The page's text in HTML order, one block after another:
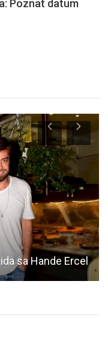
Poznat datum
sa Hande Ercel